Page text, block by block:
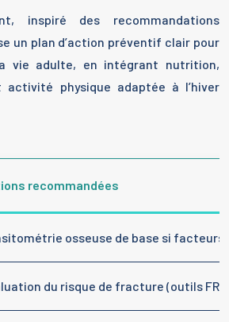
inspiré des recommandations
un plan d’action préventif clair pour
vie adulte, en intégrant nutrition,
activité physique adaptée à l’hiver
recommandées
osseuse de base si facteurs
du risque de fracture (outils